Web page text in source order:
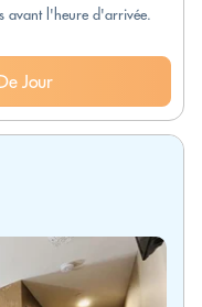
avant l'heure d'arrivée.
Jour